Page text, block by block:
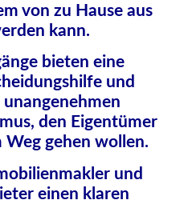
von zu Hause aus
kann.
bieten eine
und
unangenehmen
den Eigentümer
Weg gehen wollen.
und
einen klaren